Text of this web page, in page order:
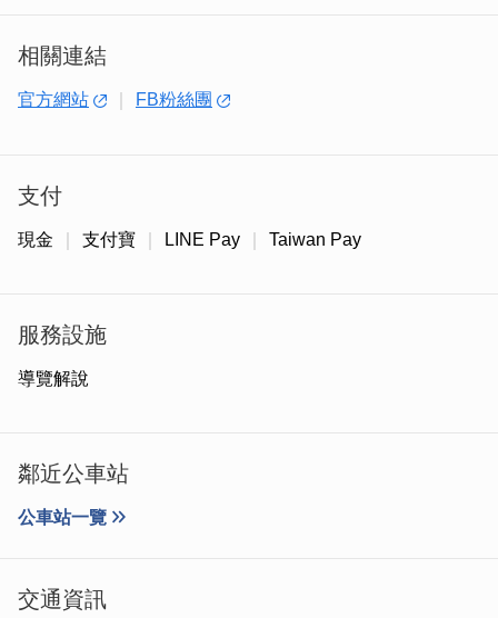
相關連結
官方網站 FB粉絲團
支付
現金 支付寶 LINE Pay Taiwan Pay
服務設施
導覽解說
鄰近公車站
公車站一覽
交通資訊